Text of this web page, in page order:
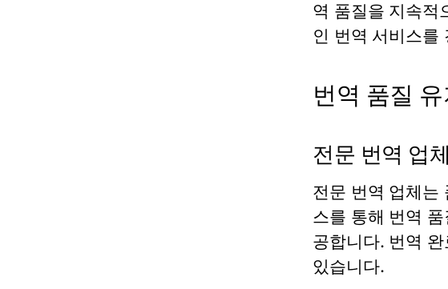
역 품질을 지속적
인 번역 서비스를
번역 품질
전문 번역 업
전문 번역 업체는
스를 통해 번역
공합니다. 번역
있습니다.